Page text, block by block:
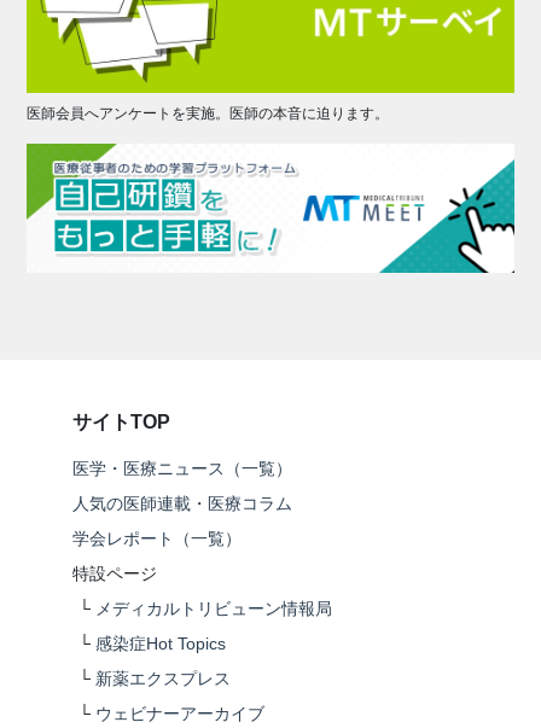
医師会員へアンケートを実施。医師の本音に迫ります。
サイトTOP
医学・医療ニュース（一覧）
人気の医師連載・医療コラム
学会レポート（一覧）
特設ページ
└ メディカルトリビューン情報局
└ 感染症Hot Topics
└ 新薬エクスプレス
└ ウェビナーアーカイブ